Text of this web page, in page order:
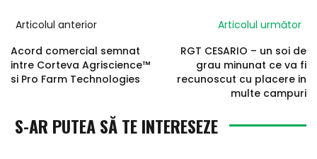
Articolul anterior
Acord comercial semnat
intre Corteva Agriscience™
si Pro Farm Technologies
Articolul următor
RGT CESARIO – un soi de
grau minunat ce va fi
recunoscut cu placere in
multe campuri
S-AR PUTEA SĂ TE INTERESEZE